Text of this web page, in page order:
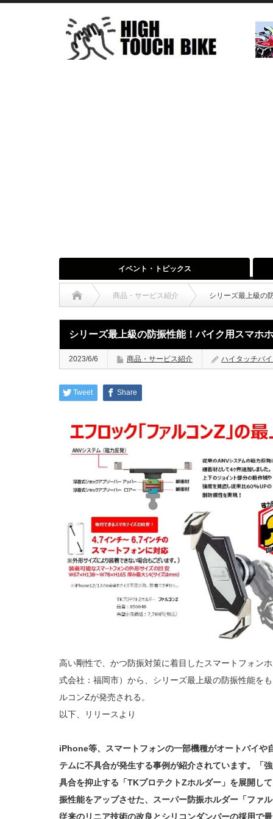
イベント・トピックス
商品・サービス紹介 シリーズ最上級の
シリーズ最上級の防振性能！バイク用スマホ
2023/6/6 商品・サービス紹介 ハイタッチバ
Tweet Share
高い剛性で、かつ防振対策に着目したスマートフォン
式会社：福岡市）から、シリーズ最上級の防振性能を
ルコンZが発売される。
以下、リリースより
iPhone等、スマートフォンの一部機種がオートバイや
テムに不具合が発生する事例が紹介されています。「
具合を抑止する「TKプロテクトZホルダー」を展開し
振性能をアップさせた、スーパー防振ホルダー「ファ
従来のリニア技術の改良とシリコンダンパーの採用で